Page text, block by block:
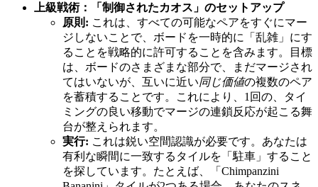
上級戦術：「制御されたカオス」のセットアップ
原則: これは、すべての可能なペアをすぐにマー
ジしないことで、ボードを一時的に「乱雑」にす
ることを戦略的に許可することを含みます。目標
は、ボードのさまざまな部分で、まだマージされ
てはいないが、互いに近い同じ価値の複数のペア
を蓄積することです。これにより、1回の、タイ
ミングの良い移動でマージの連鎖反応が起こる舞
台が整えられます。
実行: これは鋭い空間認識が必要です。あなたは
有利な瞬間に一致するタイルを「駐車」すること
を探しています。たとえば、「Chimpanzini